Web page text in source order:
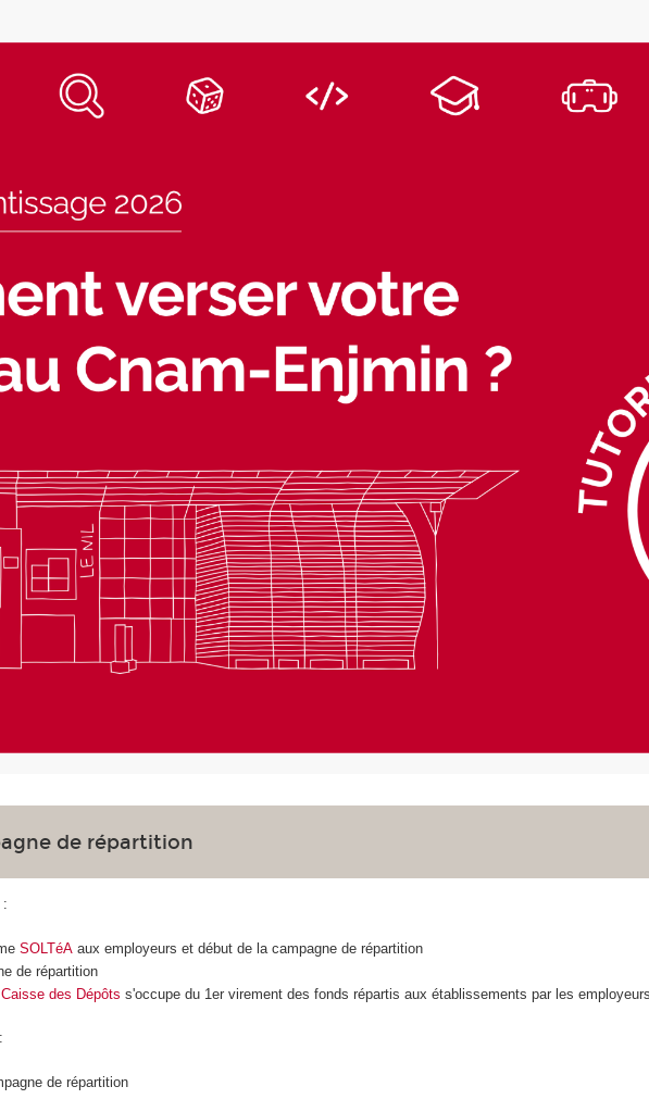
de répartition
:
SOLTéAaux employeurs et début de la campagne de répartition
de répartition
Caisse des Dépôts s'occupe du 1er virement des fonds répartis aux établissements par les employeurs
de répartition